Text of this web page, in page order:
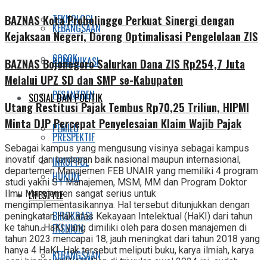
KEBANGSAAN
KOMUNIKASI
PESANTREN
PEMILU
INKOPPOL
LIFESTYLE
FASHION
TEKNOLOGI
SOSOK
SOSIAL DAN POLITIK
PRESPEKTIF
HUKUM
BIROKRASI
KEBANGSAAN
BAZNAS Kota Probolinggo Perkuat Sinergi dengan
Kejaksaan Negeri, Dorong Optimalisasi Pengelolaan ZIS
BAZNAS Bojonegoro Salurkan Dana ZIS Rp254,7 Juta
Melalui UPZ SD dan SMP se-Kabupaten
Utang Restitusi Pajak Tembus Rp70,25 Triliun, HIPMI
Minta DJP Percepat Penyelesaian Klaim Wajib Pajak
Sebagai kampus yang mengusung visinya sebagai kampus
inovatif dan terdepan baik nasional maupun internasional,
departemen Manajemen FEB UNAIR yang memiliki 4 program
studi yakni S1 Manajemen, MSM, MM dan Program Doktor
Ilmu Manajemen sangat serius untuk
mengimplementasikannya. Hal tersebut ditunjukkan dengan
peningkatan Hak atas Kekayaan Intelektual (HaKI) dari tahun
ke tahun. HaKI yang dimiliki oleh para dosen manajemen di
tahun 2023 mencapai 18, jauh meningkat dari tahun 2018 yang
hanya 4 HaKI. Hak tersebut meliputi buku, karya ilmiah, karya